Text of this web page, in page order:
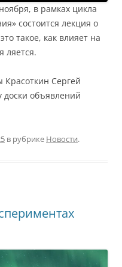
в рамках цикла
состоится лекция о
такое, как влияет на
ляется.
Сергей
объявлений
в рубрике Новости.